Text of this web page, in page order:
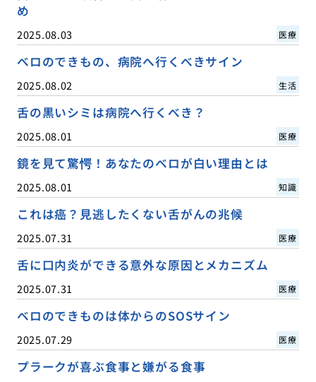
め
2025.08.03 医療
ベロのできもの、病院へ行くべきサイン
2025.08.02 生活
舌の黒いシミは病院へ行くべき？
2025.08.01 医療
鏡を見て驚愕！あなたのベロが白い理由とは
2025.08.01 知識
これは癌？見逃したくない舌がんの兆候
2025.07.31 医療
舌に口内炎ができる意外な原因とメカニズム
2025.07.31 医療
ベロのできものは体からのSOSサイン
2025.07.29 医療
プラークが喜ぶ食事と嫌がる食事